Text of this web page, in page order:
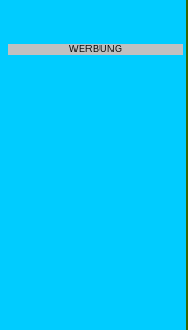
WERBUNG